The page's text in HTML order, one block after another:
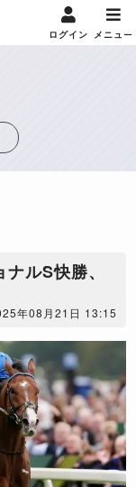
ログイン メニュー
ルS快勝、
年08月21日 13:15